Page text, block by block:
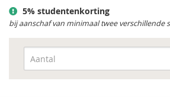
5% studentenkorting
bij aanschaf van minimaal twee verschillende